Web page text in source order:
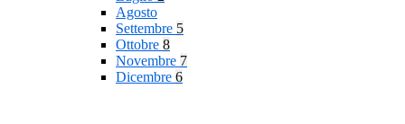
Agosto
Settembre 5
Ottobre 8
Novembre 7
Dicembre 6